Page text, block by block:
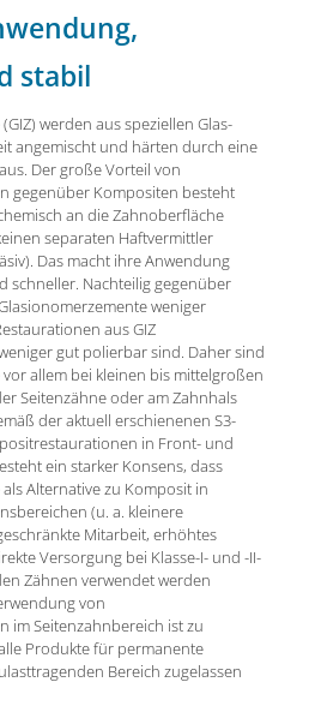
stabil
werden aus speziellen Glas-
angemischt und härten durch eine
Der große Vorteil von
gegenüber Kompositen besteht
an die Zahnoberfläche
separaten Haftvermittler
Das macht ihre Anwendung
schneller. Nachteilig gegenüber
weniger
aus GIZ
gut polierbar sind. Daher sind
allem bei kleinen bis mittelgroßen
Seitenzähne oder am Zahnhals
der aktuell erschienenen S3-
in Front- und
ein starker Konsens, dass
Alternative zu Komposit in
(u. a. kleinere
Mitarbeit, erhöhtes
Versorgung bei Klasse-I- und -II-
Zähnen verwendet werden
von
im Seitenzahnbereich ist zu
Produkte für permanente
Bereich zugelassen